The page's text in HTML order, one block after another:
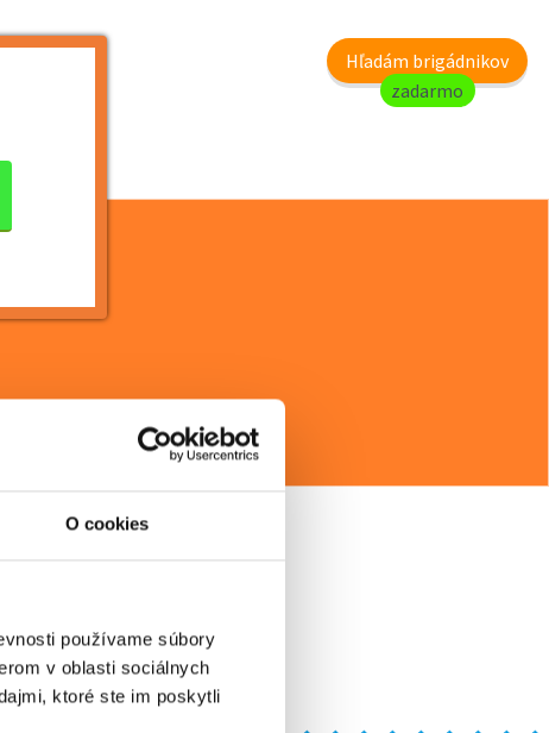
O cookies
používame súbory
v oblasti sociálnych
ktoré ste im poskytli
Hľadám brigádnikov
zadarmo
Odporučiť kamarátovi
Upozorniť na inzerát